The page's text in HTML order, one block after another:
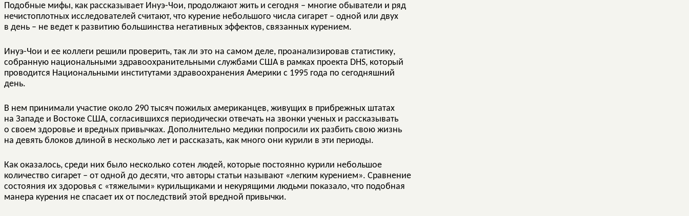
Подобные мифы, как рассказывает Инуэ-Чои, продолжают жить и сегодня – многие обыватели и ряд
нечистоплотных исследователей считают, что курение небольшого числа сигарет – одной или двух
в день – не ведет к развитию большинства негативных эффектов, связанных курением.
Инуэ-Чои и ее коллеги решили проверить, так ли это на самом деле, проанализировав статистику,
собранную национальными здравоохранительными службами США в рамках проекта DHS, который
проводится Национальными институтами здравоохранения Америки с 1995 года по сегодняшний
день.
В нем принимали участие около 290 тысяч пожилых американцев, живущих в прибрежных штатах
на Западе и Востоке США, согласившихся периодически отвечать на звонки ученых и рассказывать
о своем здоровье и вредных привычках. Дополнительно медики попросили их разбить свою жизнь
на девять блоков длиной в несколько лет и рассказать, как много они курили в эти периоды.
Как оказалось, среди них было несколько сотен людей, которые постоянно курили небольшое
количество сигарет – от одной до десяти, что авторы статьи называют «легким курением». Сравнение
состояния их здоровья с «тяжелыми» курильщиками и некурящими людьми показало, что подобная
манера курения не спасает их от последствий этой вредной привычки.